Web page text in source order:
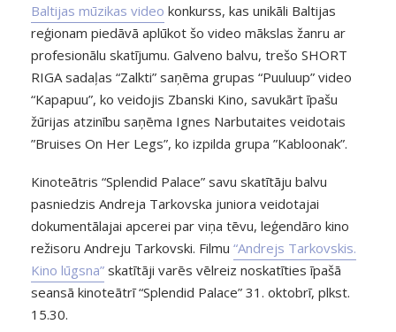
Baltijas mūzikas video konkurss, kas unikāli Baltijas
reģionam piedāvā aplūkot šo video mākslas žanru ar
profesionālu skatījumu. Galveno balvu, trešo SHORT
RIGA sadaļas “Zalkti” saņēma grupas “Puuluup” video
“Kapapuu”, ko veidojis Zbanski Kino, savukārt īpašu
žūrijas atzinību saņēma Ignes Narbutaites veidotais
”Bruises On Her Legs”, ko izpilda grupa ”Kabloonak”.
Kinoteātris “Splendid Palace” savu skatītāju balvu
pasniedzis Andreja Tarkovska juniora veidotajai
dokumentālajai apcerei par viņa tēvu, leģendāro kino
režisoru Andreju Tarkovski. Filmu “Andrejs Tarkovskis.
Kino lūgsna” skatītāji varēs vēlreiz noskatīties īpašā
seansā kinoteātrī “Splendid Palace” 31. oktobrī, plkst.
15.30.